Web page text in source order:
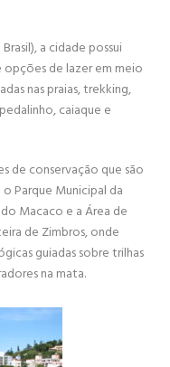
a cidade possui
opções de lazer em meio
nas praias, trekking,
caiaque e
de conservação que são
Parque Municipal da
Macaco e a Área de
de Zimbros, onde
guiadas sobre trilhas
na mata.